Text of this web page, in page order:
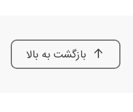
بازگشت به بالا